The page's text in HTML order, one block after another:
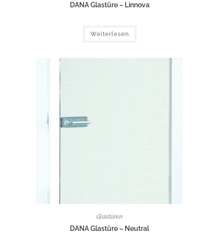
DANA Glastüre – Linnova
Weiterlesen
Glastüren
DANA Glastüre – Neutral